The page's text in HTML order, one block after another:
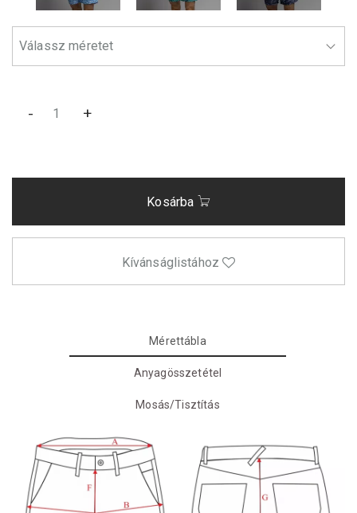
- +
Kosárba
Kívánságlistához
Mérettábla
Anyagösszetétel
Mosás/Tisztítás